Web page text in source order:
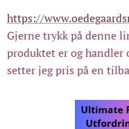
https://
Gjerne trykk på denne
produktet er og handler
setter jeg pris på en